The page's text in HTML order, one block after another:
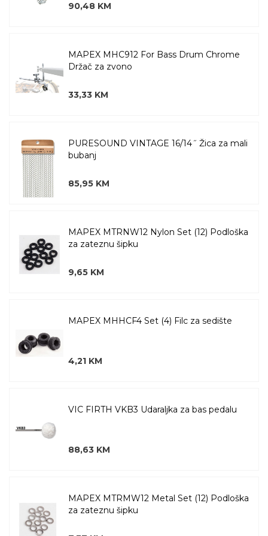
90,48 KM
MAPEX MHC912 For Bass Drum Chrome
Držač za zvono
33,33 KM
PURESOUND VINTAGE 16/14˝ Žica za mali
bubanj
85,95 KM
MAPEX MTRNW12 Nylon Set (12) Podloška
za zateznu šipku
9,65 KM
MAPEX MHHCF4 Set (4) Filc za sedište
4,21 KM
VIC FIRTH VKB3 Udaraljka za bas pedalu
88,63 KM
MAPEX MTRMW12 Metal Set (12) Podloška
za zateznu šipku